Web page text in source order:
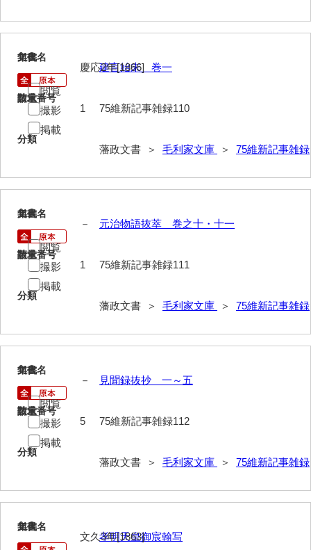
*12宗教
*14目録
徳山毛利家文庫
県庁伝来旧藩記録
両公伝史料
特定歴史公文書
諸家文書
110
文書名
建言始末 巻一
請求番号
75維新記事雑録110
分類
藩政文書 ＞ 毛利家文庫 ＞ 75維新記事雑録
年代
慶応2年[1866]
数量
1
閲覧
撮影
掲載
111
文書名
元治物語抜萃 巻之十・十一
請求番号
75維新記事雑録111
分類
藩政文書 ＞ 毛利家文庫 ＞ 75維新記事雑録
年代
－
数量
1
閲覧
撮影
掲載
112
文書名
見聞録抜抄 一～五
請求番号
75維新記事雑録112
分類
藩政文書 ＞ 毛利家文庫 ＞ 75維新記事雑録
年代
－
数量
5
閲覧
撮影
掲載
113
文書名
孝明天皇御宸翰写
年代
文久3年[1863]